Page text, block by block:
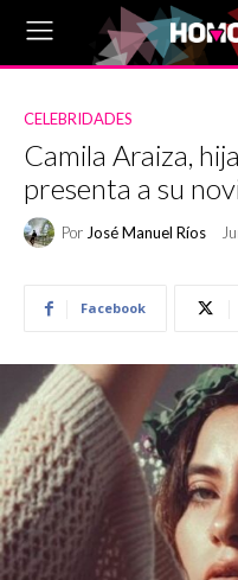
CELEBRIDADES
Camila Araiza,
presenta a su
Por José Manuel Ríos
Facebook